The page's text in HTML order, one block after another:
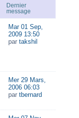
Dernier
message
Mar 01 Sep,
2009 13:50
par takshil
Mer 29 Mars,
2006 06:03
par tbernard